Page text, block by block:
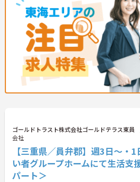
ゴールドトラスト株式会社ゴールドテラス東員
会社
【三重県／員弁郡】週3日～・
い者グループホームにて生活支
パート＞